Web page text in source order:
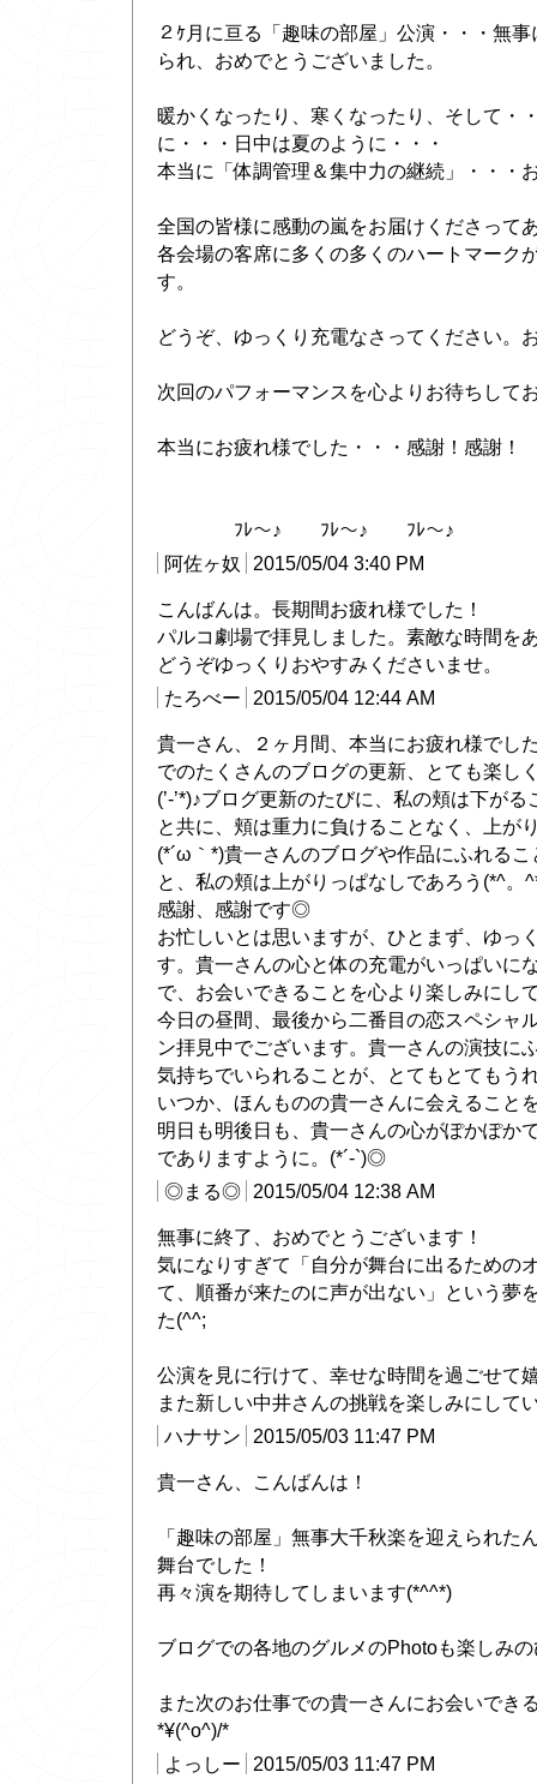
２ｹ月に亘る「趣味の部屋」公演・・・無
られ、おめでとうございました。
暖かくなったり、寒くなったり、そして・
に・・・日中は夏のように・・・
本当に「体調管理＆集中力の継続」・・・
全国の皆様に感動の嵐をお届けくださって
各会場の客席に多くの多くのハートマーク
す。
どうぞ、ゆっくり充電なさってください。
次回のパフォーマンスを心よりお待ちして
本当にお疲れ様でした・・・感謝！感謝！
ﾌﾚ〜♪ ﾌﾚ〜♪ ﾌﾚ〜♪
阿佐ヶ奴
2015/05/04 3:40 PM
こんばんは。長期間お疲れ様でした！
パルコ劇場で拝見しました。素敵な時間を
どうぞゆっくりおやすみくださいませ。
たろべー
2015/05/04 12:44 AM
貴一さん、２ヶ月間、本当にお疲れ様でし
でのたくさんのブログの更新、とても楽し
(’-’*)♪ブログ更新のたびに、私の頬は下が
と共に、頬は重力に負けることなく、上が
(*´ω｀*)貴一さんのブログや作品にふれる
と、私の頬は上がりっぱなしであろう(*^
感謝、感謝です◎
お忙しいとは思いますが、ひとまず、ゆっ
す。貴一さんの心と体の充電がいっぱいに
で、お会いできることを心より楽しみにし
今日の昼間、最後から二番目の恋スペシャ
ン拝見中でございます。貴一さんの演技に
気持ちでいられることが、とてもとても
いつか、ほんものの貴一さんに会えること
明日も明後日も、貴一さんの心がぽかぽか
でありますように。(*´-`)◎
◎まる◎
2015/05/04 12:38 AM
無事に終了、おめでとうございます！
気になりすぎて「自分が舞台に出るための
て、順番が来たのに声が出ない」という夢
た(^^;
公演を見に行けて、幸せな時間を過ごせて
また新しい中井さんの挑戦を楽しみにして
ハナサン
2015/05/03 11:47 PM
貴一さん、こんばんは！
「趣味の部屋」無事大千秋楽を迎えられた
舞台でした！
再々演を期待してしまいます(*^^*)
ブログでの各地のグルメのPhotoも楽しみ
また次のお仕事での貴一さんにお会いでき
*¥(^o^)/*
よっしー
2015/05/03 11:47 PM